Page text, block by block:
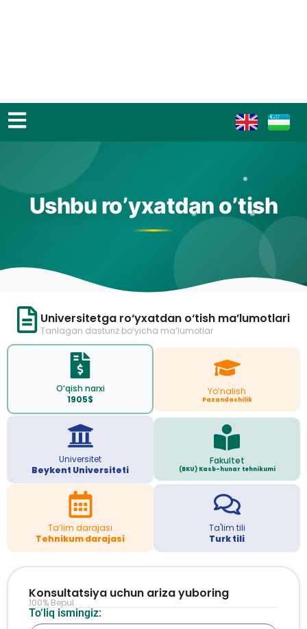
Ushbu ro’yxatdan o’tish
Universitetga ro‘yxatdan o‘tish ma’lumotlari
Tanlagan dasturiz bo‘yicha ma’lumotlar
O‘qish narxi
1905$
Yo‘nalish
Pazandachilik
Universitet
Beykent Universiteti
Fakultet
(BKU) Kasb-hunar tehnikumi
Ta’lim darajasi
Tehnikum darajasi
Ta'lim tili
Turk tili
To‘liq ismingiz:
Konsultatsiya uchun ariza yuboring
100% Bepul